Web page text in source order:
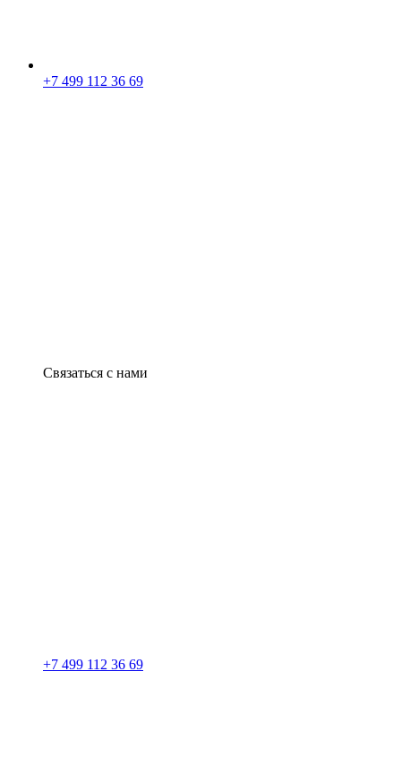
+7 499 112 36 69
Связаться с нами
+7 499 112 36 69